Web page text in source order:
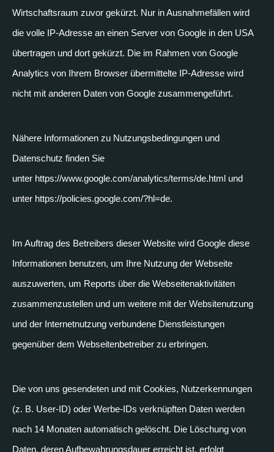
Wirtschaftsraum zuvor gekürzt. Nur in Ausnahmefällen wird
die volle IP-Adresse an einen Server von Google in den USA
übertragen und dort gekürzt. Die im Rahmen von Google
Analytics von Ihrem Browser übermittelte IP-Adresse wird
nicht mit anderen Daten von Google zusammengeführt.
Nähere Informationen zu Nutzungsbedingungen und
Datenschutz finden Sie
unter https://www.google.com/analytics/terms/de.html und
unter https://policies.google.com/?hl=de.
Im Auftrag des Betreibers dieser Website wird Google diese
Informationen benutzen, um Ihre Nutzung der Webseite
auszuwerten, um Reports über die Webseitenaktivitäten
zusammenzustellen und um weitere mit der Websitenutzung
und der Internetnutzung verbundene Dienstleistungen
gegenüber dem Webseitenbetreiber zu erbringen.
Die von uns gesendeten und mit Cookies, Nutzerkennungen
(z. B. User-ID) oder Werbe-IDs verknüpften Daten werden
nach 14 Monaten automatisch gelöscht. Die Löschung von
Daten, deren Aufbewahrungsdauer erreicht ist, erfolgt